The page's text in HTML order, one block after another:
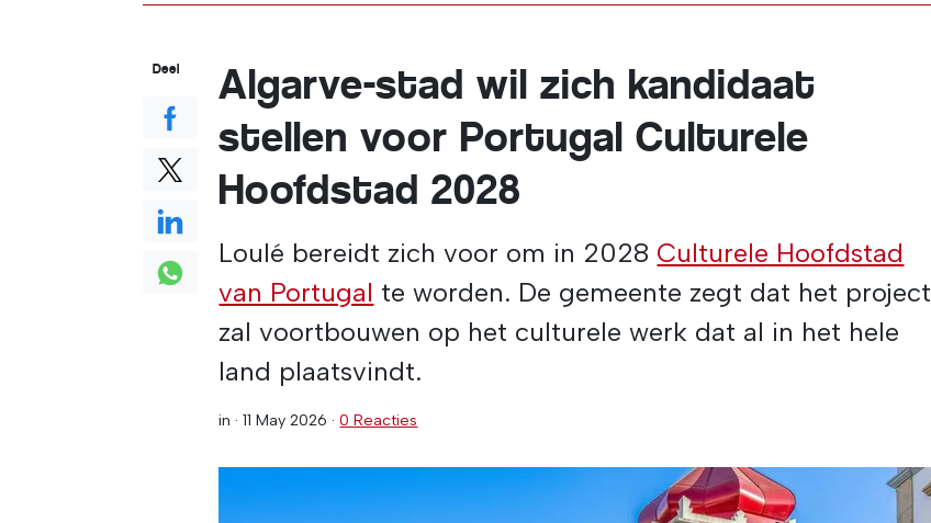
Algarve-stad wil zich kandidaat
stellen voor Portugal Culturele
Hoofdstad 2028
Loulé bereidt zich voor om in 2028 Culturele Hoofdstad
van Portugal te worden. De gemeente zegt dat het project
zal voortbouwen op het culturele werk dat al in het hele
land plaatsvindt.
in ·11 May 2026 ·0 Reacties
Deel